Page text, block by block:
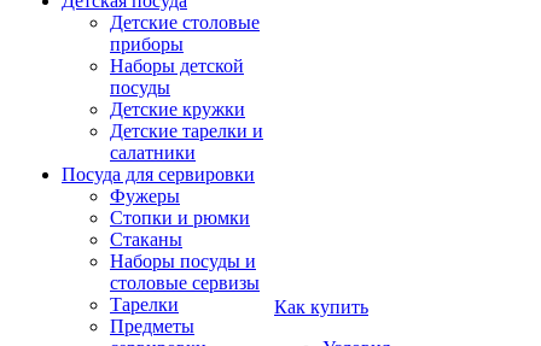
Детские столовые
приборы
Наборы детской
посуды
Детские кружки
Детские тарелки и
салатники
Посуда для сервировки
Фужеры
Стопки и рюмки
Стаканы
Наборы посуды и
столовые сервизы
Тарелки
Предметы
Как купить